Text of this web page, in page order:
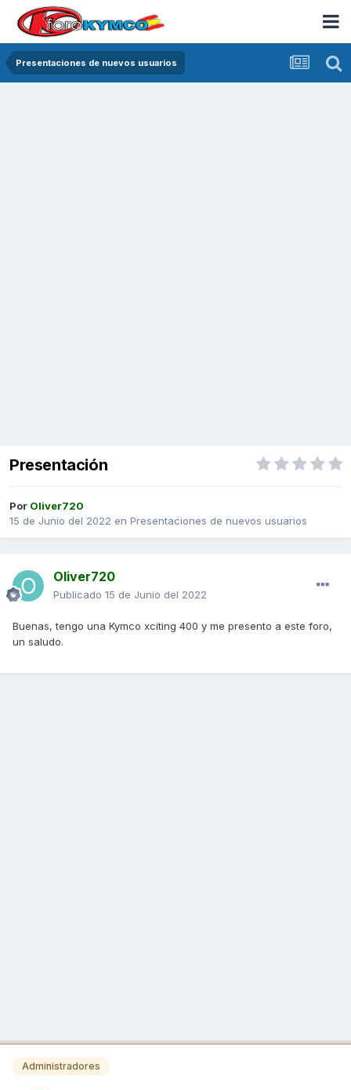
Presentaciones de nuevos usuarios
Presentación
Por Oliver720
15 de Junio del 2022 en Presentaciones de nuevos usuarios
Oliver720
Publicado 15 de Junio del 2022
Buenas, tengo una Kymco xciting 400 y me presento a este foro,
un saludo.
Administradores